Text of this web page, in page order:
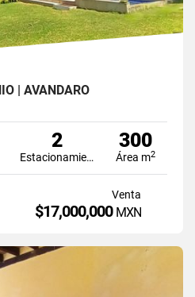
| AVÁNDARO
2
Estacionamiento
300
Área m2
Venta
$17,000,000 MXN